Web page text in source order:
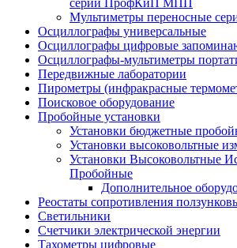
серии ПрофКиП МПП
Мультиметры переносные
Осциллографы универсальные
Осциллографы цифровые
Осциллографы-мультиметры
Передвижные лаборатории
Пирометры (инфракрасные
Поисковое оборудование
Пробойные установки
Установки бюджетные
Установки высоковольтные
Установки Высоковольтные
Пробойные
Дополнительное
Реостаты сопротивления
Светильники
Счетчики электрической энергии
Тахометры цифровые